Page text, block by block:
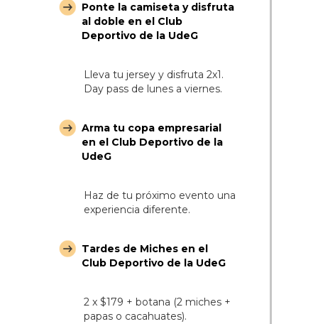
Ponte la camiseta y disfruta
al doble en el Club
Deportivo de la UdeG
Lleva tu jersey y disfruta 2x1.
Day pass de lunes a viernes.
Arma tu copa empresarial
en el Club Deportivo de la
UdeG
Haz de tu próximo evento una
experiencia diferente.
Tardes de Miches en el
Club Deportivo de la UdeG
2 x $179 + botana (2 miches +
papas o cacahuates).